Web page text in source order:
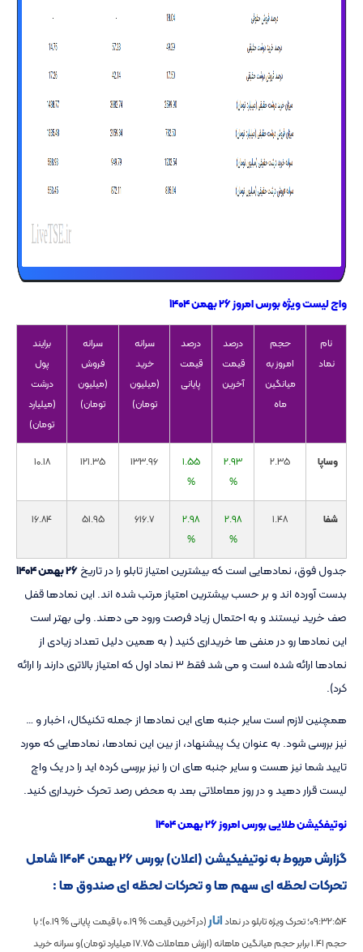
واچ لیست ویژه بورس امروز ۲۶ بهمن ۱۴۰۴
نام
نماد
حجم
امروز به
میانگین
ماه
درصد
قیمت
آخرین
درصد
قیمت
پایانی
سرانه
خرید
(میلیون
تومان)
سرانه
فروش
(میلیون
تومان)
برایند
پول
درشت
(میلیارد
تومان)
وساپا 2.35
2.93
%
1.55
%
133.96
121.35
10.18
شفا 1.48
2.98
%
2.98
%
616.7
51.95
16.84
جدول فوق، نمادهایی است که بیشترین امتیاز تابلو را در تاریخ۲۶ بهمن ۱۴۰۴
بدست آورده اند و بر حسب بیشترین امتیاز مرتب شده اند. این نمادها قفل
صف خرید نیستند و به احتمال زیاد فرصت ورود می دهند. ولی بهتر است
این نمادها رو در منفی ها خریداری کنید ( به همین دلیل تعداد زیادی از
نمادها ارائه شده است و می شد فقط ۳ نماد اول که امتیاز بالاتری دارند را ارائه
کرد).
همچنین لازم است سایر جنبه های این نمادها از جمله تکنیکال، اخبار و …
نیز بررسی شود. به عنوان یک پیشنهاد، از بین این نمادها، نمادهایی که مورد
تایید شما نیز هست و سایر جنبه های ان را نیز بررسی کرده اید را در یک واچ
لیست قرار دهید و در روز معاملاتی بعد به محض رصد تحرک خریداری کنید.
نوتیفکیشن طلایی بورس امروز ۲۶ بهمن ۱۴۰۴
گزارش مربوط به نوتیفیکیشن (اعلان) بورس ۲۶ بهمن ۱۴۰۴ شامل
تحرکات لحظه ای سهم ها و تحرکات لحظه ای صندوق ها :
09:32:54؛ تحرک ویژه تابلو در نمادانار(در آخرین قیمت %0.19با قیمت پایانی %0.19)؛با
حجم1.41برابر حجم میانگین ماهانه(ارزش معاملات17.75میلیارد تومان)و سرانه خرید